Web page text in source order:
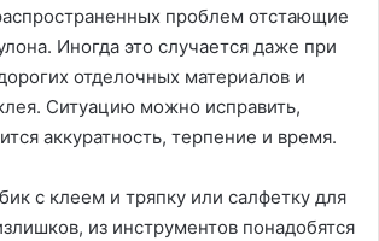
проблем отстающие
Иногда это случается даже при
отделочных материалов и
Ситуацию можно исправить,
аккуратность, терпение и время.
с клеем и тряпку или салфетку для
из инструментов понадобятся